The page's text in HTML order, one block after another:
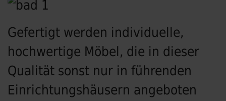
Gefertigt werden individuelle,
hochwertige Möbel, die in dieser
Qualität sonst nur in führenden
Einrichtungshäusern angeboten